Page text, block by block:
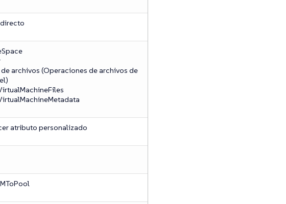
archivos (Operaciones de archivos de
atributo personalizado